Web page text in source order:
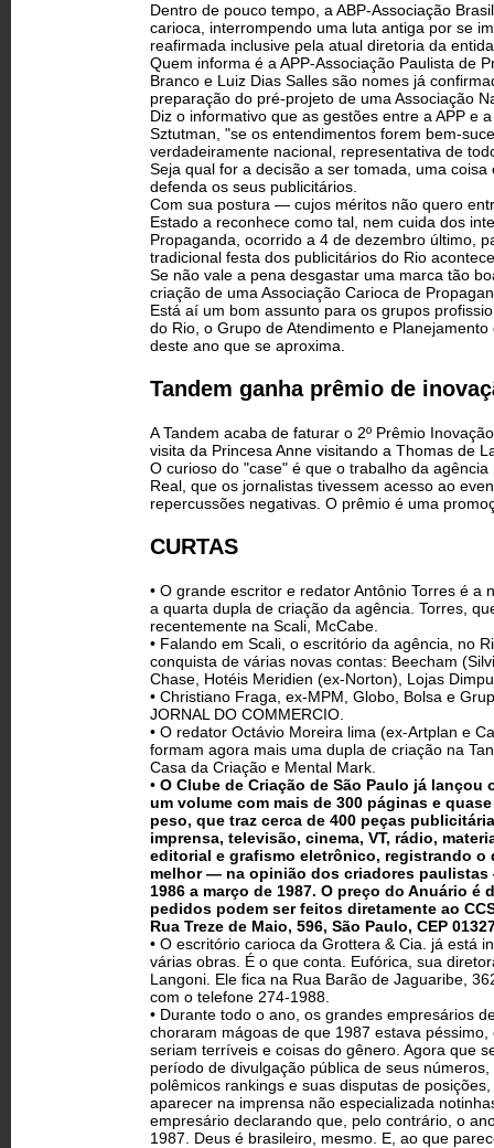
Dentro de pouco tempo, a ABP-Associação
carioca, interrompendo uma luta antiga por se
reafirmada inclusive pela atual diretoria da
Quem informa é a APP-Associação Paulista de
Branco e Luiz Dias Salles são nomes já
preparação do pré-projeto de uma Associação
Diz o informativo que as gestões entre a APP e
Sztutman, "se os entendimentos forem bem-
verdadeiramente nacional, representativa de
Seja qual for a decisão a ser tomada, uma
defenda os seus publicitários.
Com sua postura — cujos méritos não quero
Estado a reconhece como tal, nem cuida dos
Propaganda, ocorrido a 4 de dezembro último,
tradicional festa dos publicitários do Rio
Se não vale a pena desgastar uma marca tão
criação de uma Associação Carioca de
Está aí um bom assunto para os grupos
do Rio, o Grupo de Atendimento e
deste ano que se aproxima.
Tandem ganha prêmio de
A Tandem acaba de faturar o 2º Prêmio
visita da Princesa Anne visitando a Thomas de
O curioso do "case" é que o trabalho da
Real, que os jornalistas tivessem acesso ao
repercussões negativas. O prêmio é uma
CURTAS
• O grande escritor e redator Antônio Torres é
a quarta dupla de criação da agência. Torres,
recentemente na Scali, McCabe.
• Falando em Scali, o escritório da agência, no
conquista de várias novas contas: Beecham
Chase, Hotéis Meridien (ex-Norton), Lojas
• Christiano Fraga, ex-MPM, Globo, Bolsa e
JORNAL DO COMMERCIO.
• O redator Octávio Moreira lima (ex-Artplan e
formam agora mais uma dupla de criação na
Casa da Criação e Mental Mark.
• O Clube de Criação de São Paulo já lançou
um volume com mais de 300 páginas e
peso, que traz cerca de 400 peças
imprensa, televisão, cinema, VT, rádio,
editorial e grafismo eletrônico, registrando o
melhor — na opinião dos criadores
1986 a março de 1987. O preço do Anuário é
pedidos podem ser feitos diretamente ao
Rua Treze de Maio, 596, São Paulo, CEP
• O escritório carioca da Grottera & Cia. já está
várias obras. É o que conta. Eufórica, sua
Langoni. Ele fica na Rua Barão de Jaguaribe,
com o telefone 274-1988.
• Durante todo o ano, os grandes empresários
choraram mágoas de que 1987 estava péssimo,
seriam terríveis e coisas do gênero. Agora que
período de divulgação pública de seus
polêmicos rankings e suas disputas de
aparecer na imprensa não especializada
empresário declarando que, pelo contrário, o
1987. Deus é brasileiro, mesmo. E, ao que